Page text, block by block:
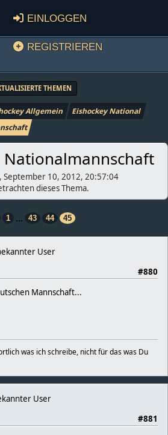
Einloggen
Registrieren
THEMEN
Allgemein
Eishockey National
Nationalmannschaft
September 10, 2012, 20:57:04
dieses Thema.
1 ... 43 44 45
User
#880
Mannschaft...
was ich schreibe, nicht für das was Du
User
#881